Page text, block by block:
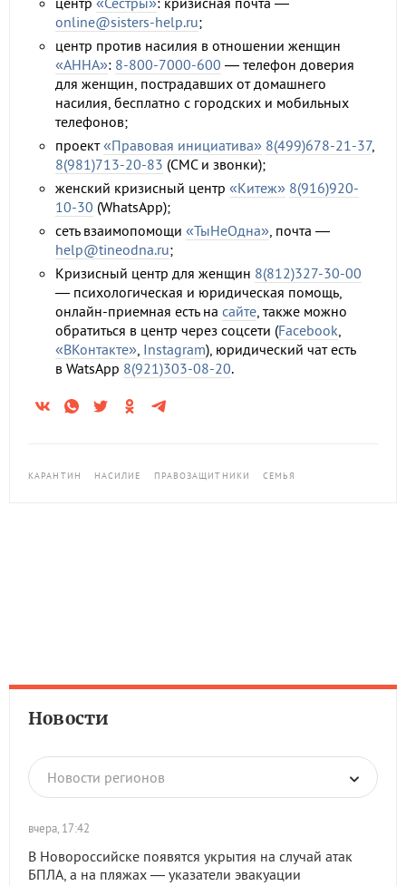
online@sisters-help.ru;
центр против насилия в отношении женщин
«АННА»: 8-800-7000-600 — телефон доверия
для женщин, пострадавших от домашнего
насилия, бесплатно с городских и мобильных
телефонов;
проект«Правовая инициатива» 8(499)678-21-37,
8(981)713-20-83 (СМС и звонки);
женский кризисный центр «Китеж» 8(916)920-
10-30 (WhatsApp);
сеть взаимопомощи «ТыНеОдна», почта —
help@tineodna.ru;
Кризисный центр для женщин 8(812)327-30-00
— психологическая и юридическая помощь,
онлайн-приемная есть на сайте, также можно
обратиться в центр через соцсети (Facebook,
«ВКонтакте», Instagram), юридический чат есть
в WatsApp 8(921)303-08-20.
КАРАНТИН НАСИЛИЕ ПРАВОЗАЩИТНИКИ СЕМЬЯ
Новости
Новости регионов
вчера, 17:42
В Новороссийске появятся укрытия на случай атак
БПЛА, а на пляжах — указатели эвакуации